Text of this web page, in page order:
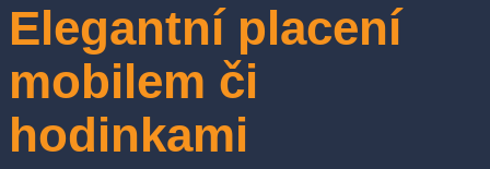
Elegantní placení
mobilem či
hodinkami